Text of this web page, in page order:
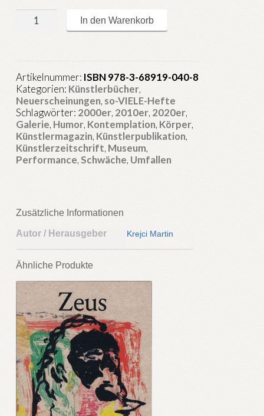
Schwächeanfälle
vor
...
Menge
In den Warenkorb
Artikelnummer: ISBN 978-3-68919-040-8
Kategorien: Künstlerbücher,
Neuerscheinungen, so-VIELE-Hefte
Schlagwörter: 2000er, 2010er, 2020er,
Galerie, Humor, Kontemplation, Körper,
Künstlermagazin, Künstlerpublikation,
Künstlerzeitschrift, Museum,
Performance,Schwäche, Umfallen
Zusätzliche Informationen
Autor / Herausgeber
Krejci Martin
Ähnliche Produkte